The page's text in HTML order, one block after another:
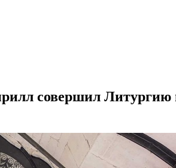
совершил Литургию